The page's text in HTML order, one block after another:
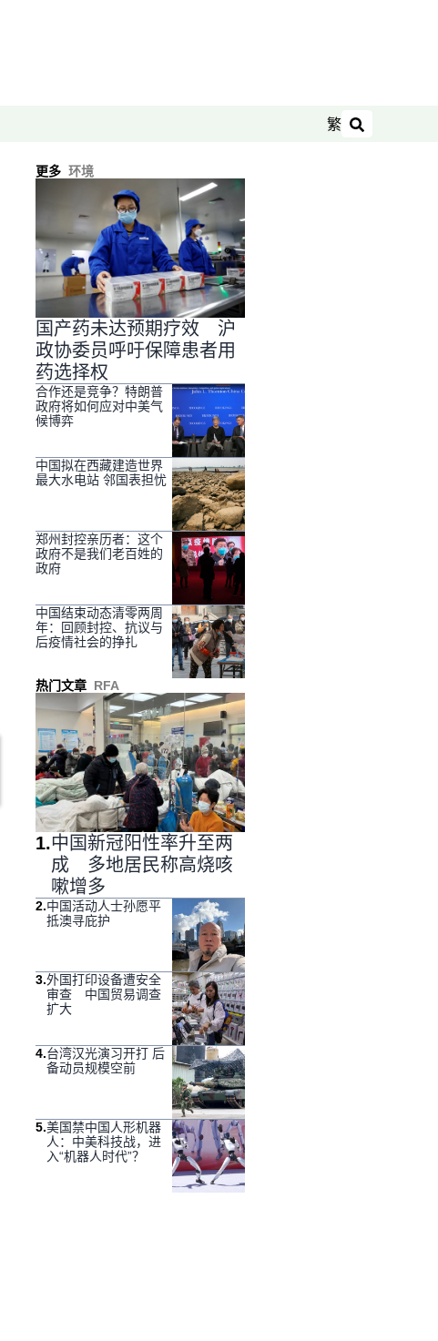
繁
搜索
更多 环境
国产药未达预期疗效 沪
政协委员呼吁保障患者用
药选择权
合作还是竞争？特朗普
政府将如何应对中美气
候博弈
中国拟在西藏建造世界
最大水电站 邻国表担忧
郑州封控亲历者：这个
政府不是我们老百姓的
政府
中国结束动态清零两周
年：回顾封控、抗议与
后疫情社会的挣扎
热门文章 RFA
1.中国新冠阳性率升至两
成 多地居民称高烧咳
嗽增多
2.中国活动人士孙愿平
抵澳寻庇护
3.外国打印设备遭安全
审查 中国贸易调查
扩大
4.台湾汉光演习开打 后
备动员规模空前
5.美国禁中国人形机器
人：中美科技战，进
入“机器人时代”？